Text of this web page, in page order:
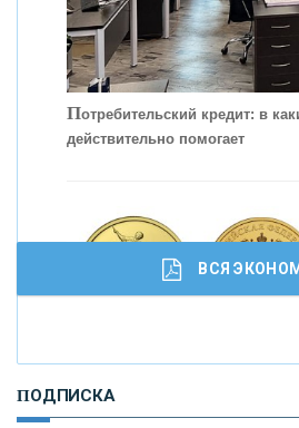
Потребительский кредит: в
действительно помогает
И
сохранения и увеличения
ВСЯ
ПОДПИСКА